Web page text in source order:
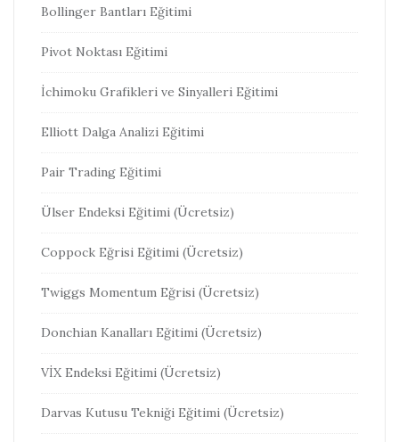
Bollinger Bantları Eğitimi
Pivot Noktası Eğitimi
İchimoku Grafikleri ve Sinyalleri Eğitimi
Elliott Dalga Analizi Eğitimi
Pair Trading Eğitimi
Ülser Endeksi Eğitimi (Ücretsiz)
Coppock Eğrisi Eğitimi (Ücretsiz)
Twiggs Momentum Eğrisi (Ücretsiz)
Donchian Kanalları Eğitimi (Ücretsiz)
VİX Endeksi Eğitimi (Ücretsiz)
Darvas Kutusu Tekniği Eğitimi (Ücretsiz)